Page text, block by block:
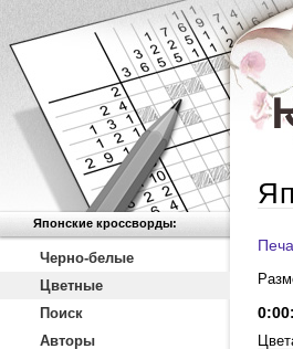
Японские кроссворды:
Черно-белые
Цветные
Поиск
Авторы
0:00: